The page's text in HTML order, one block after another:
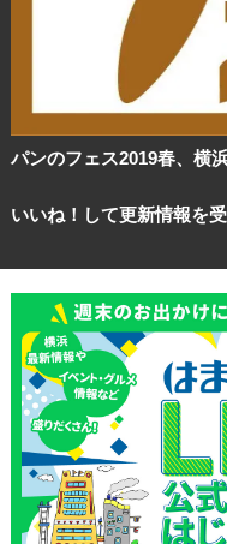
パンのフェス2019春、横
いいね！して更新情報を受